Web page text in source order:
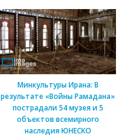
Минкультуры Ирана: В
результате «Войны Рамадана»
пострадали 54 музея и 5
объектов всемирного
наследия ЮНЕСКО